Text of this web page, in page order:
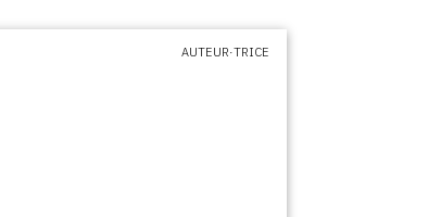
AUTEUR·TRICE